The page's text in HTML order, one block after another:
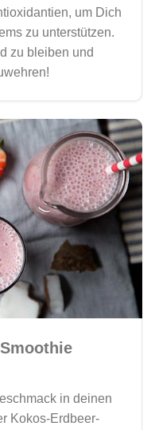
um Dich
zu unterstützen.
zu bleiben und
in deinen
Kokos-Erdbeer-